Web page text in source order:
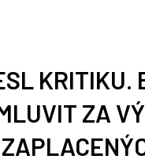
KRITIKU.
ZA